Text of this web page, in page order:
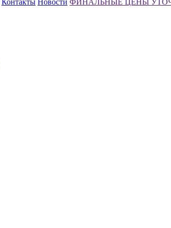
Контакты Новости ФИНАЛЬНЫЕ ЦЕНЫ